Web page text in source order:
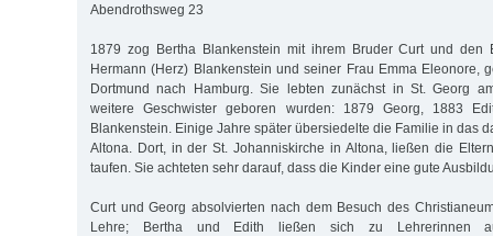
Abendrothsweg 23
1879 zog Bertha Blankenstein mit ihrem Bruder Curt und den
Hermann (Herz) Blankenstein und seiner Frau Emma Eleonore,
Dortmund nach Hamburg. Sie lebten zunächst in St. Georg
weitere Geschwister geboren wurden: 1879 Georg, 1883
Blankenstein. Einige Jahre später übersiedelte die Familie in das
Altona. Dort, in der St. Johanniskirche in Altona, ließen die
taufen. Sie achteten sehr darauf, dass die Kinder eine gute
Curt und Georg absolvierten nach dem Besuch des
Lehre; Bertha und Edith ließen sich zu Lehrerinnen